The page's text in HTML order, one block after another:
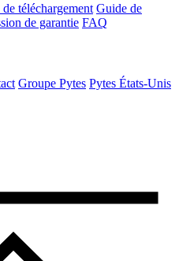
de téléchargement Guide de
de garantie FAQ
Groupe Pytes Pytes États-Unis